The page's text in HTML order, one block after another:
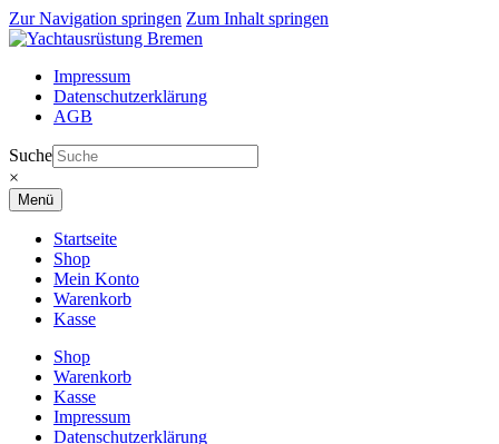
Zur Navigation springen Zum Inhalt springen
Impressum
Datenschutzerklärung
AGB
Suche
×
Menü
Startseite
Shop
Mein Konto
Warenkorb
Kasse
Shop
Warenkorb
Kasse
Impressum
Datenschutzerklärung